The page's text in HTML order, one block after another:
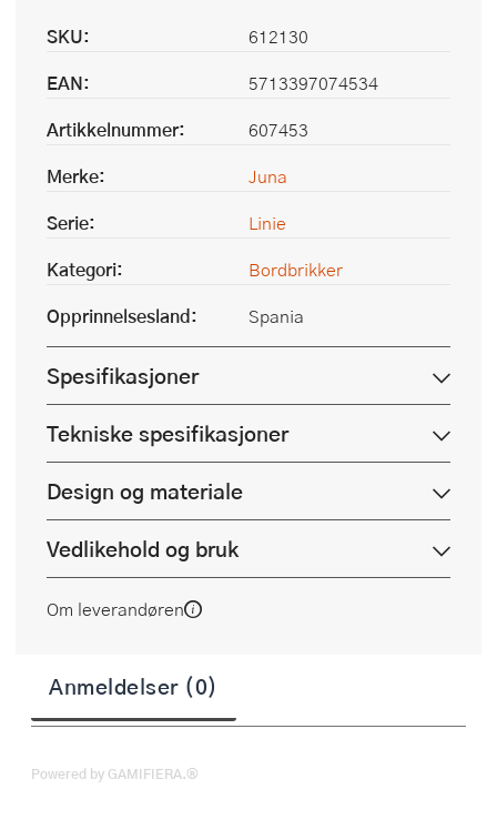
SKU:
612130
EAN:
5713397074534
Artikkelnummer:
607453
Merke:
Juna
Serie:
Linie
Kategori:
Bordbrikker
Opprinnelsesland:
Spania
Spesifikasjoner
Tekniske spesifikasjoner
Design og materiale
Vedlikehold og bruk
Om leverandøren
Anmeldelser (0)
Powered by GAMIFIERA.®